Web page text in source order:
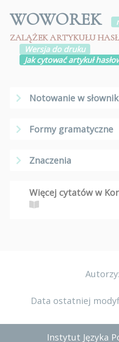
WOWOREK
ZALĄŻEK ARTYKUŁU
Wersja do druku
Jak cytować artykuł
Notowanie w
Formy gramatyczne
Znaczenia
Więcej cytatów w
Autorzy:
Data ostatniej
Instytut Języka